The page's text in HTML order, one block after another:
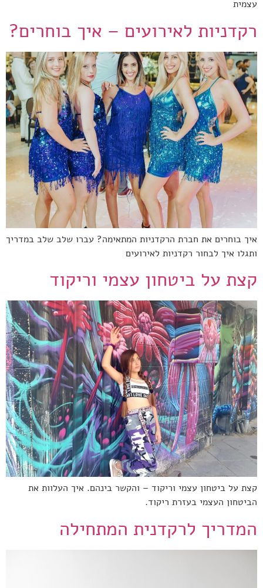
עצמית
רקדניות לאירועים – איך בוחרים?
איך בוחרים את חברת הרקדניות המתאימה? עברו שלב שלב במדריך
ותגלו איך לבחור רקדניות לאירועים
קצת על ביטחון עצמי וריקוד
קצת על ביטחון עצמי וריקוד – והקשר בינהם. איך העלוות את
הביטחון העצמי בעזרת ריקוד.
המדריך לרקדנית המתחילה